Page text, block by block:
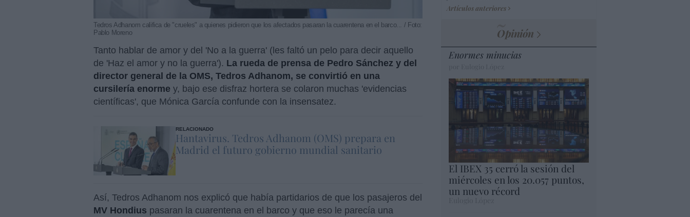
Tedros Adhanom califica de "crueles" a quienes pidieron que los afectados pasaran la cuarentena en el barco... / Foto:
Pablo Moreno
Tanto hablar de amor y del 'No a la guerra' (les faltó un pelo para decir aquello
de 'Haz el amor y no la guerra'). La rueda de prensa de Pedro Sánchez y del
director general de la OMS, Tedros Adhanom, se convirtió en una
cursilería enorme y, bajo ese disfraz hortera se colaron muchas 'evidencias
científicas', que Mónica García confunde con la insensatez.
RELACIONADO
Hantavirus. Tedros Adhanom (OMS) prepara en
Madrid el futuro gobierno mundial sanitario
Así, Tedros Adhanom nos explicó que había partidarios de que los pasajeros del
MV Hondius pasaran la cuarentena en el barco y que eso le parecía una
Artículos anteriores
Opinión
Enormes minucias
El IBEX 35 cerró la sesión del
miércoles en los 20.057 puntos,
un nuevo récord